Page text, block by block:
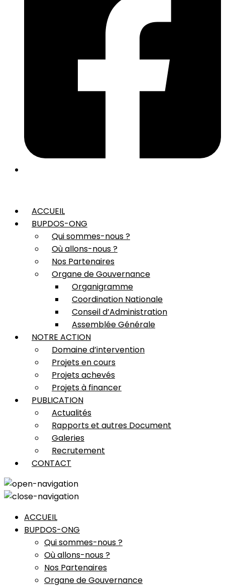
ACCUEIL
BUPDOS-ONG
Qui sommes-nous ?
Où allons-nous ?
Nos Partenaires
Organe de Gouvernance
Organigramme
Coordination Nationale
Conseil d’Administration
Assemblée Générale
NOTRE ACTION
Domaine d’intervention
Projets en cours
Projets achevés
Projets à financer
PUBLICATION
Actualités
Rapports et autres Document
Galeries
Recrutement
CONTACT
ACCUEIL
BUPDOS-ONG
Qui sommes-nous ?
Où allons-nous ?
Nos Partenaires
Organe de Gouvernance